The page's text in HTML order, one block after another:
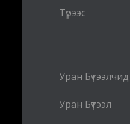
Түрээс
Уран Бүтээлчид
Уран Бүтээл